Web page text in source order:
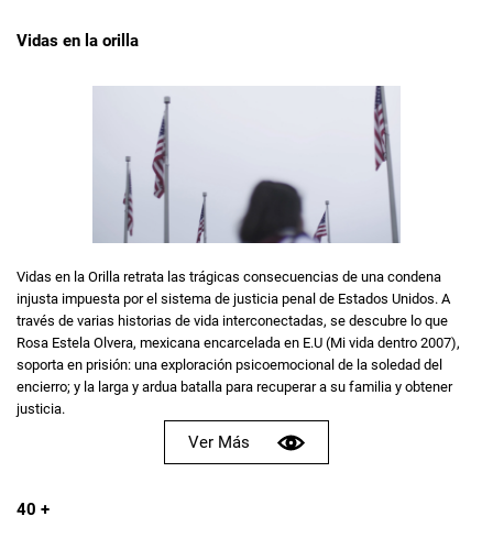
Vidas en la orilla
Vidas en la Orilla retrata las trágicas consecuencias de una condena
injusta impuesta por el sistema de justicia penal de Estados Unidos. A
través de varias historias de vida interconectadas, se descubre lo que
Rosa Estela Olvera, mexicana encarcelada en E.U (Mi vida dentro 2007),
soporta en prisión: una exploración psicoemocional de la soledad del
encierro; y la larga y ardua batalla para recuperar a su familia y obtener
justicia.
Ver Más
40 +